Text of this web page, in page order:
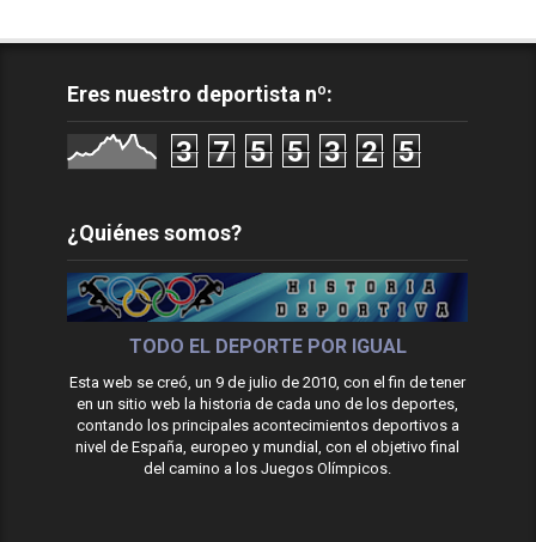
Eres nuestro deportista nº:
3 7 5 5 3 2 5
¿Quiénes somos?
TODO EL DEPORTE POR IGUAL
Esta web se creó, un 9 de julio de 2010, con el fin de tener
en un sitio web la historia de cada uno de los deportes,
contando los principales acontecimientos deportivos a
nivel de España, europeo y mundial, con el objetivo final
del camino a los Juegos Olímpicos.